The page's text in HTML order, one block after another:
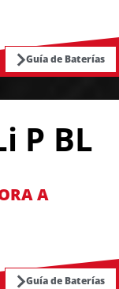
Guía de Baterías
P BL
A
Guía de Baterías